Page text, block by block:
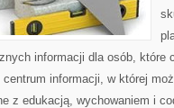
informacji dla osób, które
centrum informacji, w której
z edukacją, wychowaniem i